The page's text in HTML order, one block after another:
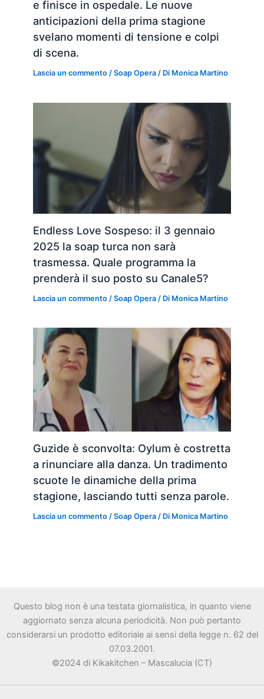
e finisce in ospedale. Le nuove
anticipazioni della prima stagione
svelano momenti di tensione e colpi
di scena.
Lascia un commento /Soap Opera / Di Monica Martino
Endless Love Sospeso: il 3 gennaio
2025 la soap turca non sarà
trasmessa. Quale programma la
prenderà il suo posto su Canale5?
Lascia un commento /Soap Opera / Di Monica Martino
Guzide è sconvolta: Oylum è costretta
a rinunciare alla danza. Un tradimento
scuote le dinamiche della prima
stagione, lasciando tutti senza parole.
Lascia un commento /Soap Opera / Di Monica Martino
Questo blog non è una testata giornalistica, in quanto viene
aggiornato senza alcuna periodicità. Non può pertanto
considerarsi un prodotto editoriale ai sensi della legge n. 62 del
07.03.2001.
©2024 di Kikakitchen – Mascalucia (CT)